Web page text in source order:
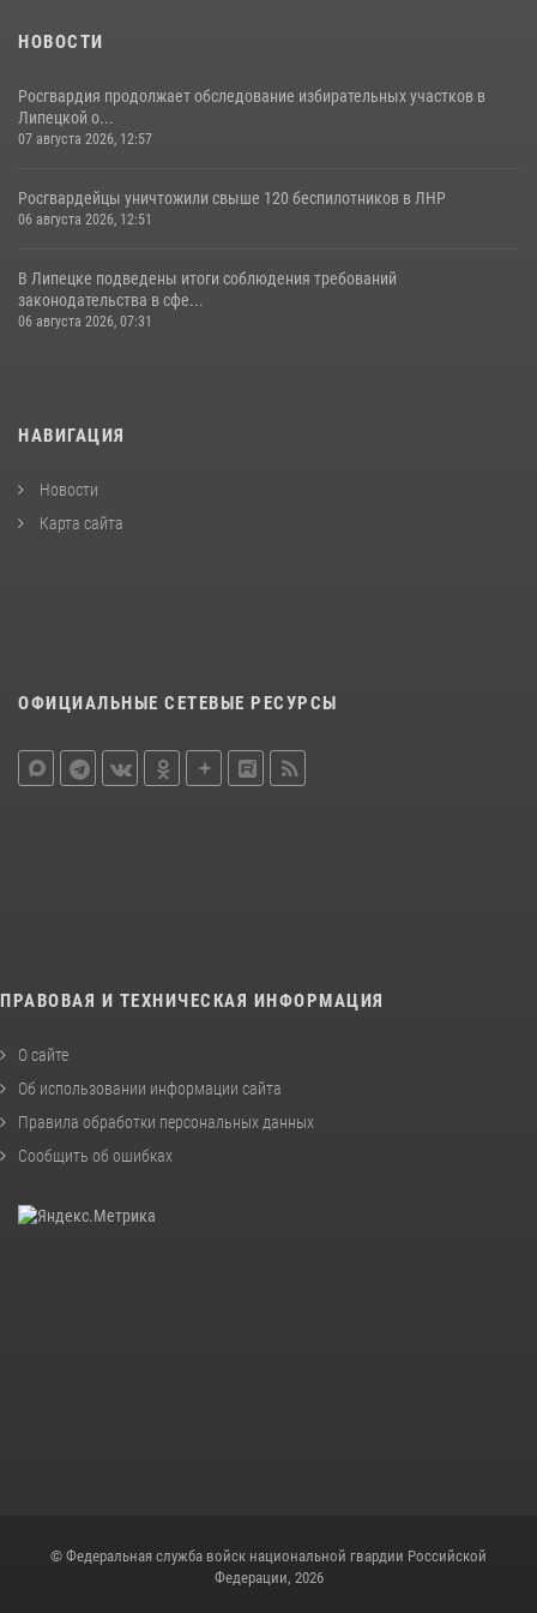
НОВОСТИ
Росгвардия продолжает обследование избирательных участков в
Липецкой о...
07 августа 2026, 12:57
Росгвардейцы уничтожили свыше 120 беспилотников в ЛНР
06 августа 2026, 12:51
В Липецке подведены итоги соблюдения требований
законодательства в сфе...
06 августа 2026, 07:31
НАВИГАЦИЯ
Новости
Карта сайта
ОФИЦИАЛЬНЫЕ СЕТЕВЫЕ РЕСУРСЫ
ПРАВОВАЯ И ТЕХНИЧЕСКАЯ ИНФОРМАЦИЯ
О сайте
Об использовании информации сайта
Правила обработки персональных данных
Сообщить об ошибках
© Федеральная служба войск национальной гвардии Российской
Федерации, 2026